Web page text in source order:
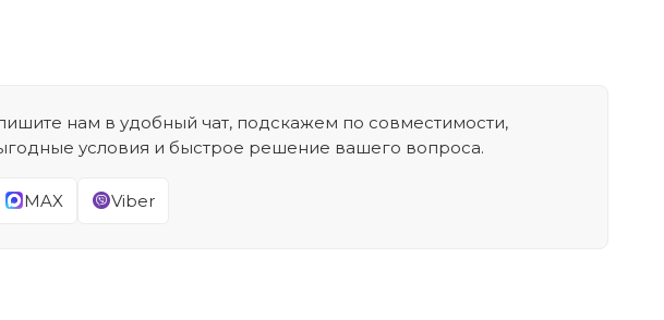
нам в удобный чат, подскажем по совместимости,
условия и быстрое решение вашего вопроса.
MAX Viber